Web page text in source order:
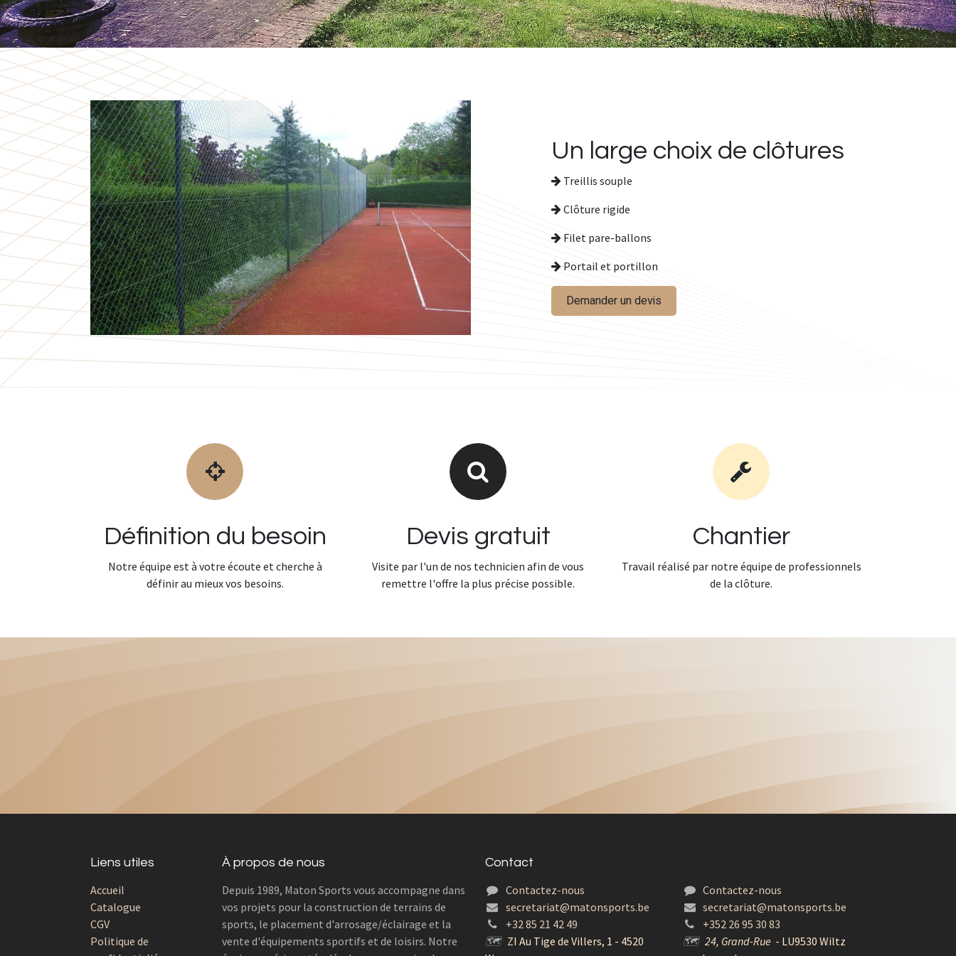
Un large choix de clôtures
Treillis souple
Clôture rigide
Filet pare-ballons
Portail et portillon
Demander un devis
Définition du besoin
Notre équipe est à votre écoute et cherche à
définir au mieux vos besoins.
Devis gratuit
Visite par l'un de nos technicien afin de vous
remettre l'offre la plus précise possible.
Chantier
Travail réalisé par notre équipe de professionnels
de la clôture.
Liens utiles
Accueil
Catalogue
CGV
Politique de
À propos de nous
Depuis 1989, Maton Sports vous accompagne dans
vos projets pour la construction de terrains de
sports, le placement d'arrosage/éclairage et la
vente d'équipements sportifs et de loisirs. Notre
Contact
Contactez-nous
secretariat@matonsports.be
+32 85 21 42 49
🗺 ZI Au Tige de Villers, 1 - 4520
Contactez-nous
secretariat@matonsports.be
+352 26 95 30 83
🗺 24, Grand-Rue - LU9530 Wiltz